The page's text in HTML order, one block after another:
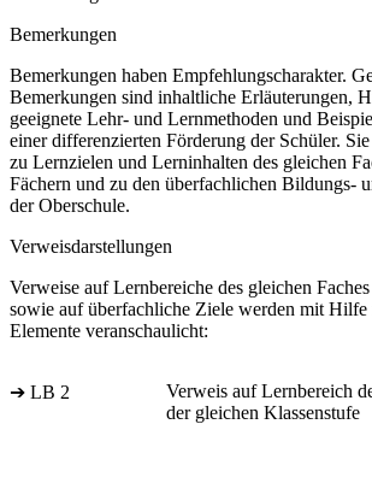
Bemerkungen
Bemerkungen haben Empfehlungscharakter.
Bemerkungen sind inhaltliche Erläuterungen,
geeignete Lehr- und Lernmethoden und
einer differenzierten Förderung der Schüler.
zu Lernzielen und Lerninhalten des gleichen
Fächern und zu den überfachlichen Bildungs-
der Oberschule.
Verweisdarstellungen
Verweise auf Lernbereiche des gleichen
sowie auf überfachliche Ziele werden mit Hilfe
Elemente veranschaulicht:
➔ LB 2
Verweis auf Lernbereich
der gleichen Klassenstufe